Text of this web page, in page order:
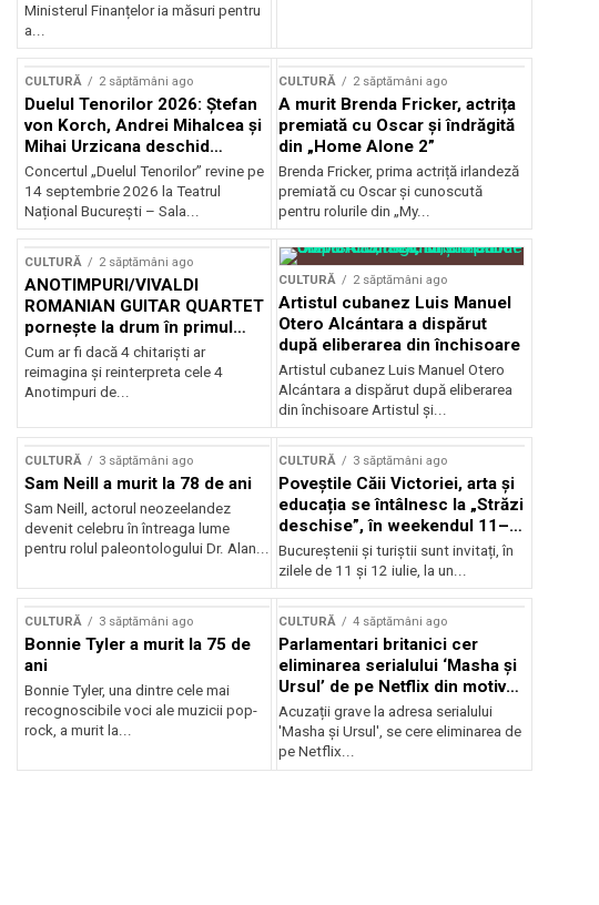
Ministerul Finanțelor ia măsuri pentru
a...
CULTURĂ 2 săptămâni ago
Duelul Tenorilor 2026: Ștefan
von Korch, Andrei Mihalcea și
Mihai Urzicana deschid
stagiunea Musical
Extravaganza la TNB
Concertul „Duelul Tenorilor” revine pe
14 septembrie 2026 la Teatrul
Național București – Sala...
CULTURĂ 2 săptămâni ago
A murit Brenda Fricker, actrița
premiată cu Oscar și îndrăgită
din „Home Alone 2”
Brenda Fricker, prima actriță irlandeză
premiată cu Oscar și cunoscută
pentru rolurile din „My...
CULTURĂ 2 săptămâni ago
ANOTIMPURI/VIVALDI
ROMANIAN GUITAR QUARTET
pornește la drum în primul
turneu național
Cum ar fi dacă 4 chitarişti ar
reimagina şi reinterpreta cele 4
Anotimpuri de...
CULTURĂ 2 săptămâni ago
Artistul cubanez Luis Manuel
Otero Alcántara a dispărut
după eliberarea din închisoare
Artistul cubanez Luis Manuel Otero
Alcántara a dispărut după eliberarea
din închisoare Artistul și...
CULTURĂ 3 săptămâni ago
Sam Neill a murit la 78 de ani
Sam Neill, actorul neozeelandez
devenit celebru în întreaga lume
pentru rolul paleontologului Dr. Alan...
CULTURĂ 3 săptămâni ago
Poveștile Căii Victoriei, arta și
educația se întâlnesc la „Străzi
deschise”, în weekendul 11–
12 iulie
Bucureștenii și turiștii sunt invitați, în
zilele de 11 și 12 iulie, la un...
CULTURĂ 3 săptămâni ago
Bonnie Tyler a murit la 75 de
ani
Bonnie Tyler, una dintre cele mai
recognoscibile voci ale muzicii pop-
rock, a murit la...
CULTURĂ 4 săptămâni ago
Parlamentari britanici cer
eliminarea serialului ‘Masha și
Ursul’ de pe Netflix din motive
de propagandă
Acuzații grave la adresa serialului
'Masha și Ursul', se cere eliminarea de
pe Netflix...